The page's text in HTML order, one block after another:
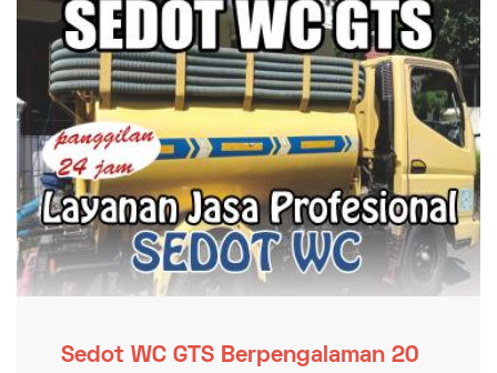
Sedot WC GTS Berpengalaman 20